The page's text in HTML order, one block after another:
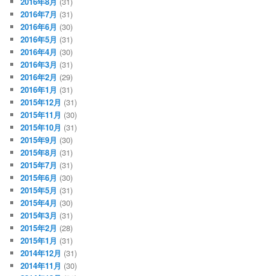
2016年7月 (31)
2016年6月 (30)
2016年5月 (31)
2016年4月 (30)
2016年3月 (31)
2016年2月 (29)
2016年1月 (31)
2015年12月 (31)
2015年11月 (30)
2015年10月 (31)
2015年9月 (30)
2015年8月 (31)
2015年7月 (31)
2015年6月 (30)
2015年5月 (31)
2015年4月 (30)
2015年3月 (31)
2015年2月 (28)
2015年1月 (31)
2014年12月 (31)
2014年11月 (30)